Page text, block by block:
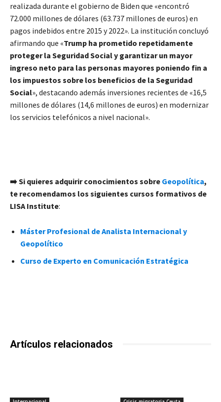
realizada durante el gobierno de Biden que «encontró
72.000 millones de dólares (63.737 millones de euros) en
pagos indebidos entre 2015 y 2022». La institución concluyó
afirmando que «Trump ha prometido repetidamente
proteger la Seguridad Social y garantizar un mayor
ingreso neto para las personas mayores poniendo fin a
los impuestos sobre los beneficios de la Seguridad
Social», destacando además inversiones recientes de «16,5
millones de dólares (14,6 millones de euros) en modernizar
los servicios telefónicos a nivel nacional».
➡️ Si quieres adquirir conocimientos sobre Geopolítica,
te recomendamos los siguientes cursos formativos de
LISA Institute:
Máster Profesional de Analista Internacional y
Geopolítico
Curso de Experto en Comunicación Estratégica
Artículos relacionados